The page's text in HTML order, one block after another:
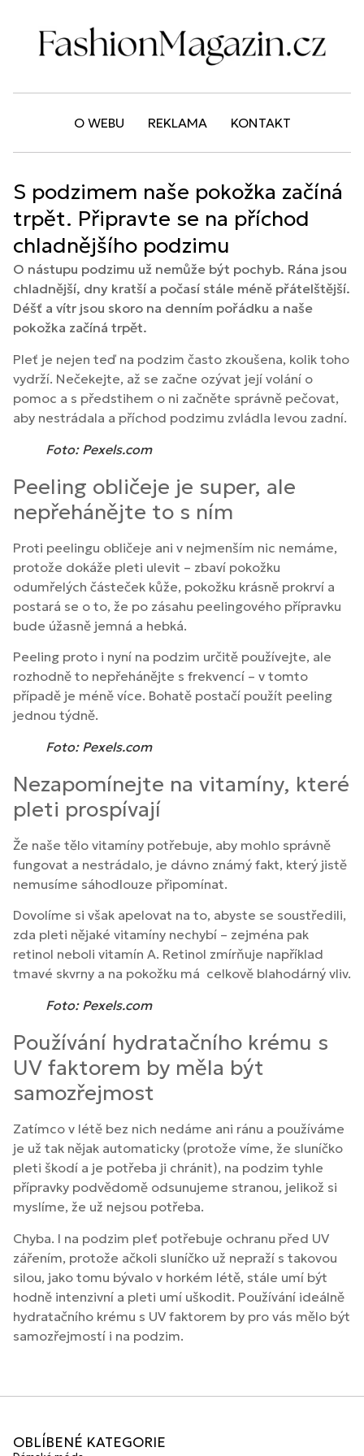
O WEBU REKLAMA KONTAKT
S podzimem naše pokožka začíná
trpět. Připravte se na příchod
chladnějšího podzimu
O nástupu podzimu už nemůže být pochyb. Rána jsou
chladnější, dny kratší a počasí stále méně přátelštější.
Déšť a vítr jsou skoro na denním pořádku a naše
pokožka začíná trpět.
Pleť je nejen teď na podzim často zkoušena, kolik toho
vydrží. Nečekejte, až se začne ozývat její volání o
pomoc a s předstihem o ni začněte správně pečovat,
aby nestrádala a příchod podzimu zvládla levou zadní.
Foto: Pexels.com
Peeling obličeje je super, ale
nepřehánějte to s ním
Proti peelingu obličeje ani v nejmenším nic nemáme,
protože dokáže pleti ulevit – zbaví pokožku
odumřelých částeček kůže, pokožku krásně prokrví a
postará se o to, že po zásahu peelingového přípravku
bude úžasně jemná a hebká.
Peeling proto i nyní na podzim určitě používejte, ale
rozhodně to nepřehánějte s frekvencí – v tomto
případě je méně více. Bohatě postačí použít peeling
jednou týdně.
Foto: Pexels.com
Nezapomínejte na vitamíny, které
pleti prospívají
Že naše tělo vitamíny potřebuje, aby mohlo správně
fungovat a nestrádalo, je dávno známý fakt, který jistě
nemusíme sáhodlouze připomínat.
Dovolíme si však apelovat na to, abyste se soustředili,
zda pleti nějaké vitamíny nechybí – zejména pak
retinol neboli vitamín A. Retinol zmírňuje například
tmavé skvrny a na pokožku má celkově blahodárný vliv.
Foto: Pexels.com
Používání hydratačního krému s
UV faktorem by měla být
samozřejmost
Zatímco v létě bez nich nedáme ani ránu a používáme
je už tak nějak automaticky (protože víme, že sluníčko
pleti škodí a je potřeba ji chránit), na podzim tyhle
přípravky podvědomě odsunujeme stranou, jelikož si
myslíme, že už nejsou potřeba.
Chyba. I na podzim pleť potřebuje ochranu před UV
zářením, protože ačkoli sluníčko už nepraží s takovou
silou, jako tomu bývalo v horkém létě, stále umí být
hodně intenzivní a pleti umí uškodit. Používání ideálně
hydratačního krému s UV faktorem by pro vás mělo být
samozřejmostí i na podzim.
OBLÍBENÉ KATEGORIE